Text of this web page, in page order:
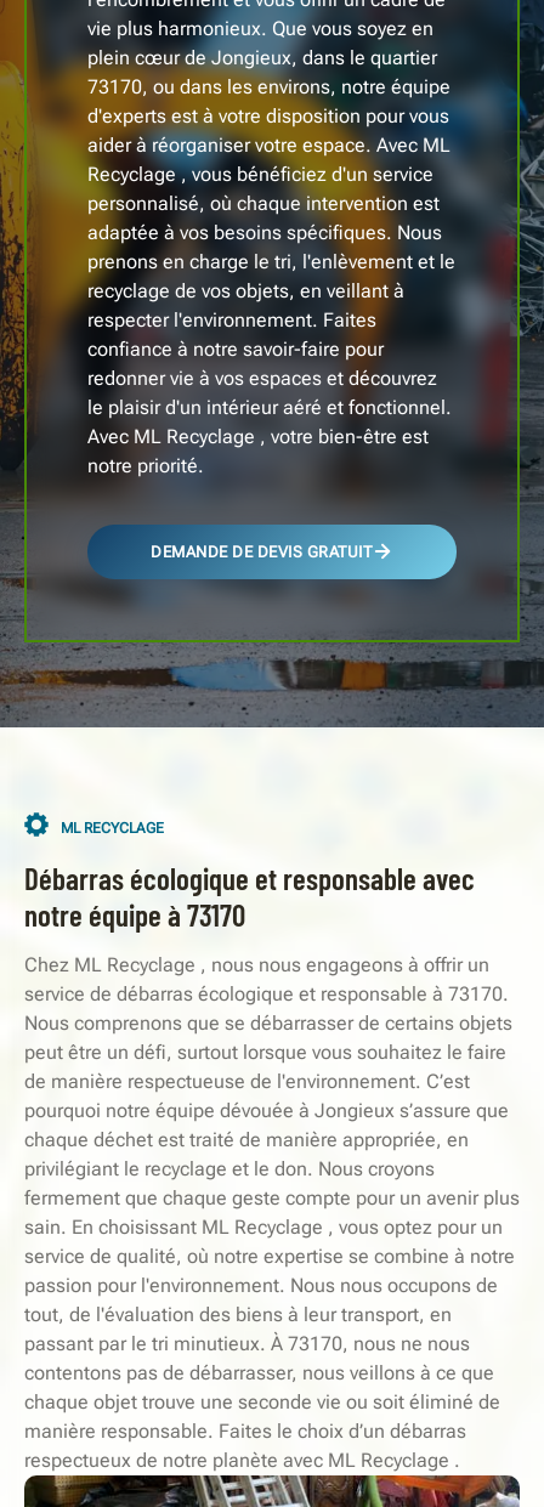
vie plus harmonieux. Que vous soyez en
plein cœur de Jongieux, dans le quartier
73170, ou dans les environs, notre équipe
d'experts est à votre disposition pour vous
aider à réorganiser votre espace. Avec ML
Recyclage , vous bénéficiez d'un service
personnalisé, où chaque intervention est
adaptée à vos besoins spécifiques. Nous
prenons en charge le tri, l'enlèvement et le
recyclage de vos objets, en veillant à
respecter l'environnement. Faites
confiance à notre savoir-faire pour
redonner vie à vos espaces et découvrez
le plaisir d'un intérieur aéré et fonctionnel.
Avec ML Recyclage , votre bien-être est
notre priorité.
DEMANDE DE DEVIS GRATUIT
ML RECYCLAGE
Débarras écologique et responsable avec
notre équipe à 73170
Chez ML Recyclage , nous nous engageons à offrir un
service de débarras écologique et responsable à 73170.
Nous comprenons que se débarrasser de certains objets
peut être un défi, surtout lorsque vous souhaitez le faire
de manière respectueuse de l'environnement. C’est
pourquoi notre équipe dévouée à Jongieux s’assure que
chaque déchet est traité de manière appropriée, en
privilégiant le recyclage et le don. Nous croyons
fermement que chaque geste compte pour un avenir plus
sain. En choisissant ML Recyclage , vous optez pour un
service de qualité, où notre expertise se combine à notre
passion pour l'environnement. Nous nous occupons de
tout, de l'évaluation des biens à leur transport, en
passant par le tri minutieux. À 73170, nous ne nous
contentons pas de débarrasser, nous veillons à ce que
chaque objet trouve une seconde vie ou soit éliminé de
manière responsable. Faites le choix d’un débarras
respectueux de notre planète avec ML Recyclage .